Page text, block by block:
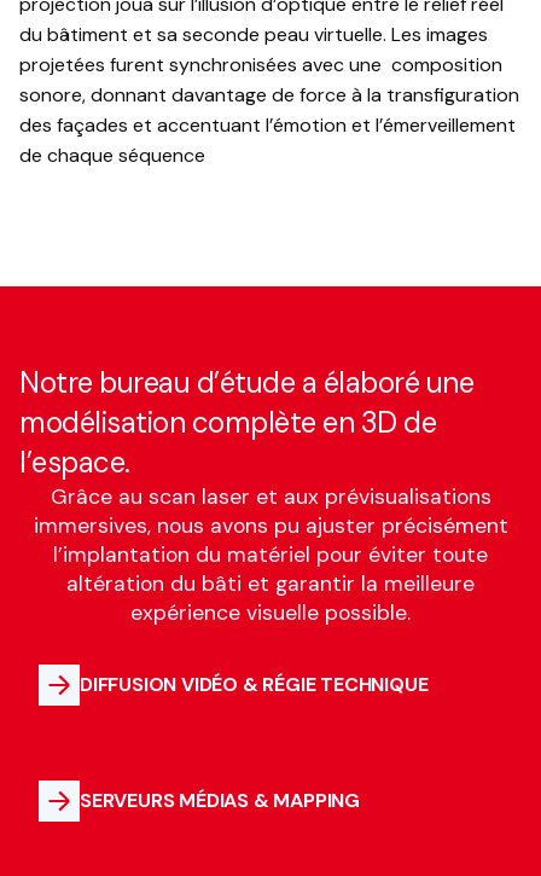
du bâtiment et sa seconde peau virtuelle. Les images
projetées furent synchronisées avec une composition
sonore, donnant davantage de force à la transfiguration
des façades et accentuant l’émotion et l’émerveillement
de chaque séquence
Notre bureau d’étude a élaboré une
modélisation complète en 3D de
l’espace.
Grâce au scan laser et aux prévisualisations
immersives, nous avons pu ajuster précisément
l’implantation du matériel pour éviter toute
altération du bâti et garantir la meilleure
expérience visuelle possible.
DIFFUSION VIDÉO & RÉGIE TECHNIQUE
SERVEURS MÉDIAS & MAPPING